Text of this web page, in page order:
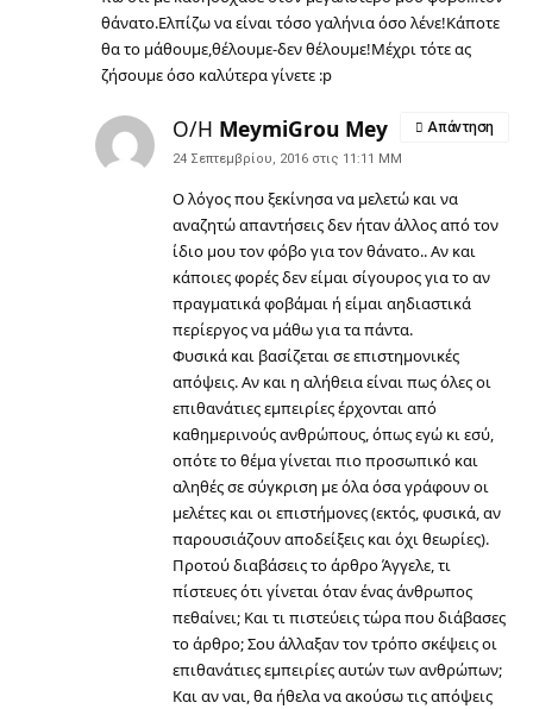
θάνατο.Ελπίζω να είναι τόσο γαλήνια όσο λένε!Κάποτε
θα το μάθουμε,θέλουμε-δεν θέλουμε!Μέχρι τότε ας
ζήσουμε όσο καλύτερα γίνετε :p
Ο/Η MeymiGrou Mey
24 Σεπτεμβρίου, 2016 στις 11:11 ΜΜ
Ο λόγος που ξεκίνησα να μελετώ και να
αναζητώ απαντήσεις δεν ήταν άλλος από τον
ίδιο μου τον φόβο για τον θάνατο.. Αν και
κάποιες φορές δεν είμαι σίγουρος για το αν
πραγματικά φοβάμαι ή είμαι αηδιαστικά
περίεργος να μάθω για τα πάντα.
Φυσικά και βασίζεται σε επιστημονικές
απόψεις. Αν και η αλήθεια είναι πως όλες οι
επιθανάτιες εμπειρίες έρχονται από
καθημερινούς ανθρώπους, όπως εγώ κι εσύ,
οπότε το θέμα γίνεται πιο προσωπικό και
αληθές σε σύγκριση με όλα όσα γράφουν οι
μελέτες και οι επιστήμονες (εκτός, φυσικά, αν
παρουσιάζουν αποδείξεις και όχι θεωρίες).
Προτού διαβάσεις το άρθρο Άγγελε, τι
πίστευες ότι γίνεται όταν ένας άνθρωπος
πεθαίνει; Και τι πιστεύεις τώρα που διάβασες
το άρθρο; Σου άλλαξαν τον τρόπο σκέψεις οι
επιθανάτιες εμπειρίες αυτών των ανθρώπων;
Και αν ναι, θα ήθελα να ακούσω τις απόψεις
Απάντηση